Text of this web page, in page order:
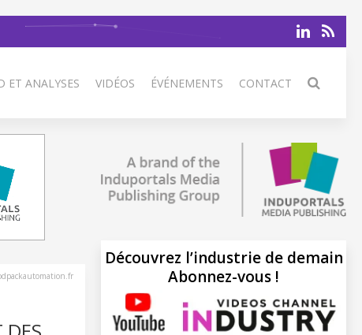
ET ANALYSES VIDÉOS ÉVÉNEMENTS CONTACT
Découvrez l’industrie de demain
Abonnez-vous !